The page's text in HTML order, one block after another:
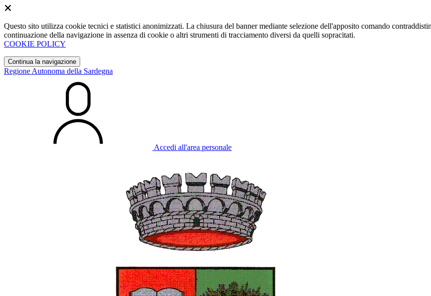
Questo sito utilizza cookie tecnici e statistici anonimizzati. La chiusura del banner mediante selezione dell'apposito comando
continuazione della navigazione in assenza di cookie o altri strumenti di tracciamento diversi da quelli sopracitati.
COOKIE POLICY
Continua la navigazione
Regione Autonoma della Sardegna
Accedi all'area personale